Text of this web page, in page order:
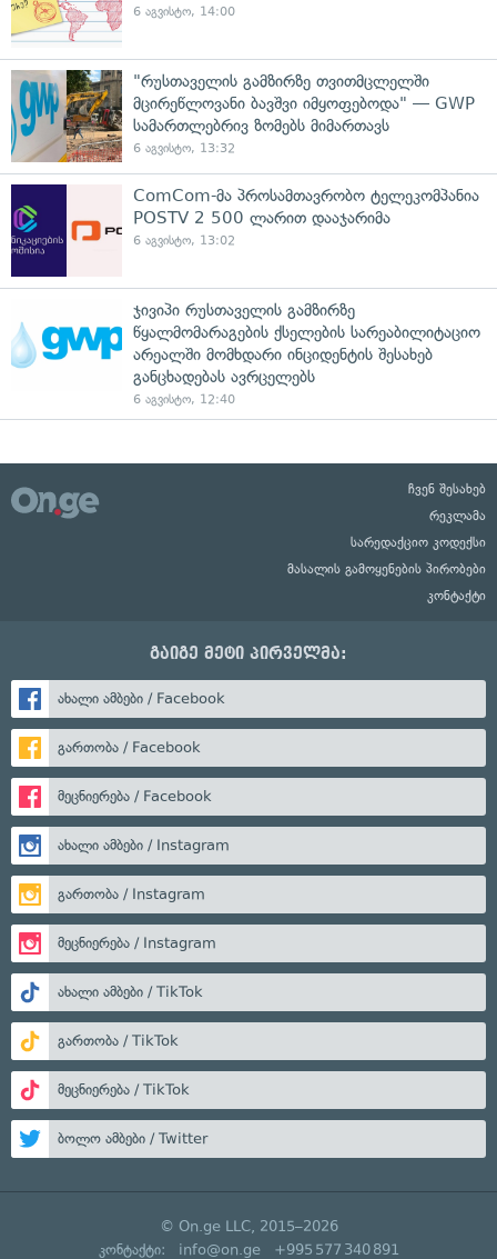
6 აგვისტო, 14:00
"რუსთაველის გამზირზე თვითმცლელში
მცირეწლოვანი ბავშვი იმყოფებოდა" — GWP
სამართლებრივ ზომებს მიმართავს
6 აგვისტო, 13:32
ComCom-მა პროსამთავრობო ტელეკომპანია
POSTV 2 500 ლარით დააჯარიმა
6 აგვისტო, 13:02
ჯივიპი რუსთაველის გამზირზე
წყალმომარაგების ქსელების სარეაბილიტაციო
არეალში მომხდარი ინციდენტის შესახებ
განცხადებას ავრცელებს
6 აგვისტო, 12:40
ჩვენ შესახებ
რეკლამა
სარედაქციო კოდექსი
მასალის გამოყენების პირობები
კონტაქტი
გაიგე მეტი პირველმა:
ახალი ამბები / Facebook
გართობა / Facebook
მეცნიერება / Facebook
ახალი ამბები / Instagram
გართობა / Instagram
მეცნიერება / Instagram
ახალი ამბები / TikTok
გართობა / TikTok
მეცნიერება / TikTok
ბოლო ამბები / Twitter
© On.ge LLC, 2015–2026
კონტაქტი: info@on.ge +995 577 340 891